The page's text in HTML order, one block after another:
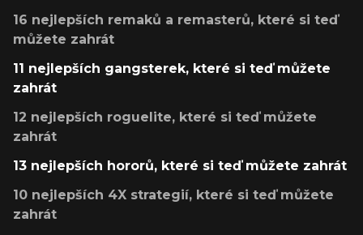
16 nejlepších remaků a remasterů, které si teď
můžete zahrát
11 nejlepších gangsterek, které si teď můžete
zahrát
12 nejlepších roguelite, které si teď můžete
zahrát
13 nejlepších hororů, které si teď můžete zahrát
10 nejlepších 4X strategií, které si teď můžete
zahrát